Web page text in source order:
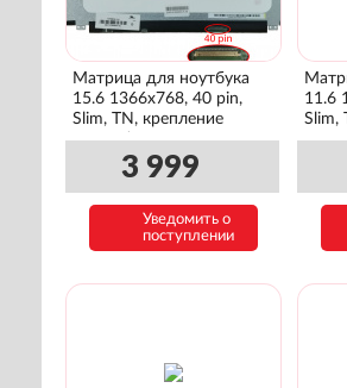
Матрица для ноутбука
15.6 1366x768, 40 pin,
Slim, TN, крепление
сверху/снизу
3 999
Уведомить о
поступлении
11.6
Slim,